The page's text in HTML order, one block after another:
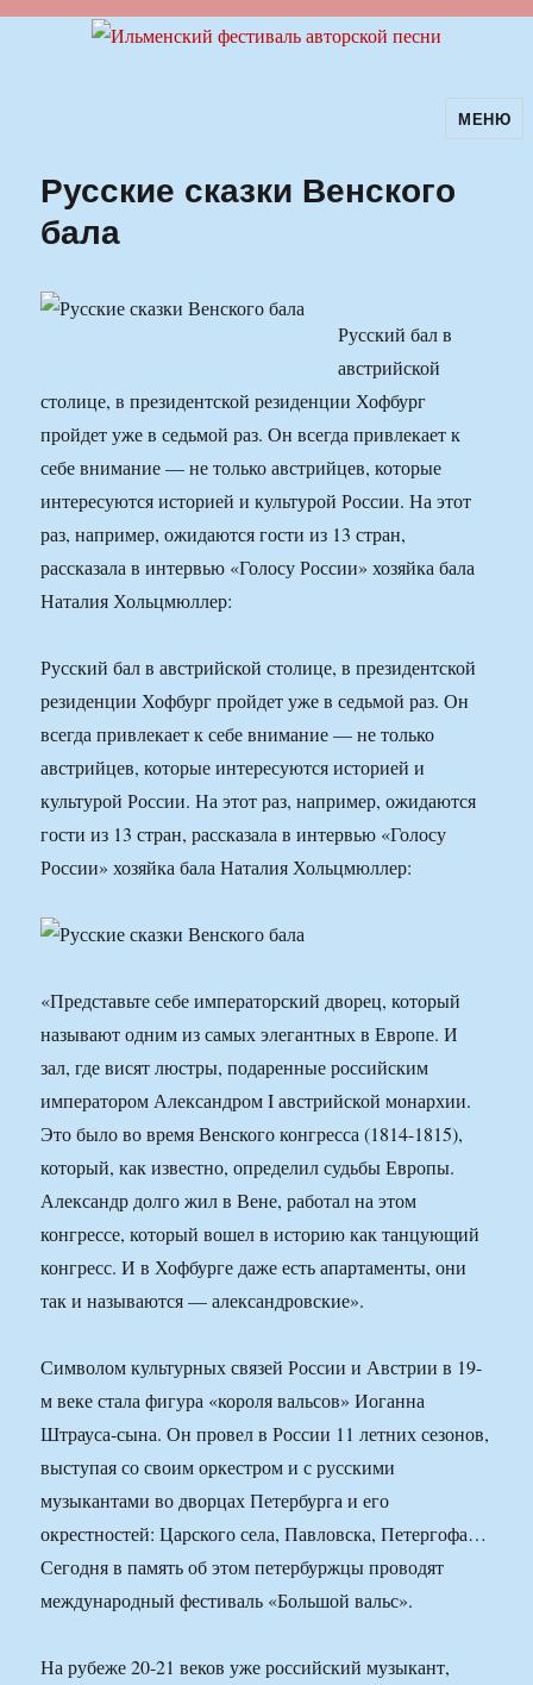
Ильменский фестиваль авторскойМЕНЮ
Русские сказки Венского
бала
Русский бал в
австрийской
столице, в президентской резиденции Хофбург
пройдет уже в седьмой раз. Он всегда привлекает к
себе внимание — не только австрийцев, которые
интересуются историей и культурой России. На этот
раз, например, ожидаются гости из 13 стран,
рассказала в интервью «Голосу России» хозяйка бала
Наталия Хольцмюллер:
Русский бал в австрийской столице, в президентской
резиденции Хофбург пройдет уже в седьмой раз. Он
всегда привлекает к себе внимание — не только
австрийцев, которые интересуются историей и
культурой России. На этот раз, например, ожидаются
гости из 13 стран, рассказала в интервью «Голосу
России» хозяйка бала Наталия Хольцмюллер:
«Представьте себе императорский дворец, который
называют одним из самых элегантных в Европе. И
зал, где висят люстры, подаренные российским
императором Александром I австрийской монархии.
Это было во время Венского конгресса (1814-1815),
который, как известно, определил судьбы Европы.
Александр долго жил в Вене, работал на этом
конгрессе, который вошел в историю как танцующий
конгресс. И в Хофбурге даже есть апартаменты, они
так и называются — александровские».
Символом культурных связей России и Австрии в 19-
м веке стала фигура «короля вальсов» Иоганна
Штрауса-сына. Он провел в России 11 летних сезонов,
выступая со своим оркестром и с русскими
музыкантами во дворцах Петербурга и его
окрестностей: Царского села, Павловска, Петергофа…
Сегодня в память об этом петербуржцы проводят
международный фестиваль «Большой вальс».
На рубеже 20-21 веков уже российский музыкант,